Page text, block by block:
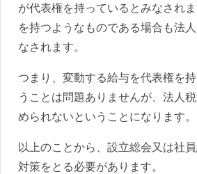
が代表権を持っているとみなされ
を持つようなものである場合も法
なされます。
つまり、変動する給与を代表権を
うことは問題ありませんが、法人
められないということになります。
以上のことから、設立総会又は社
対策をとる必要があります。